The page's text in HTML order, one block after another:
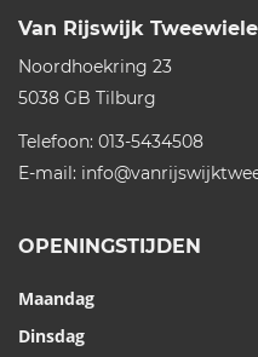
Van Rijswijk
Noordhoekring 23
5038 GB Tilburg
Telefoon: 013-5434508
E-mail:
OPENINGSTIJDEN
Maandag
Dinsdag